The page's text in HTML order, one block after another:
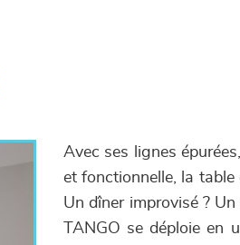
Avec ses lignes
et fonctionnelle, la table
Un dîner improvisé ?
TANGO se déploie